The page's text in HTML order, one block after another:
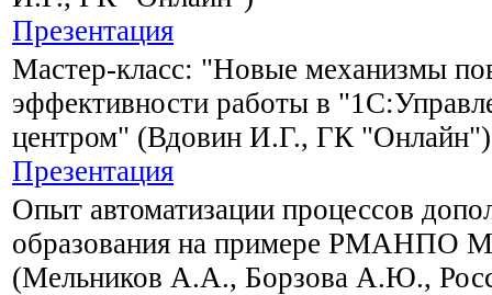
Презентация
Мастер-класс: "Новые механизмы
эффективности работы в
центром" (Вдовин И.Г., ГК "Онлайн")
Презентация
Опыт автоматизации процессов
образования на примере РМАНПО
(Мельников А.А., Борзова А.Ю.,